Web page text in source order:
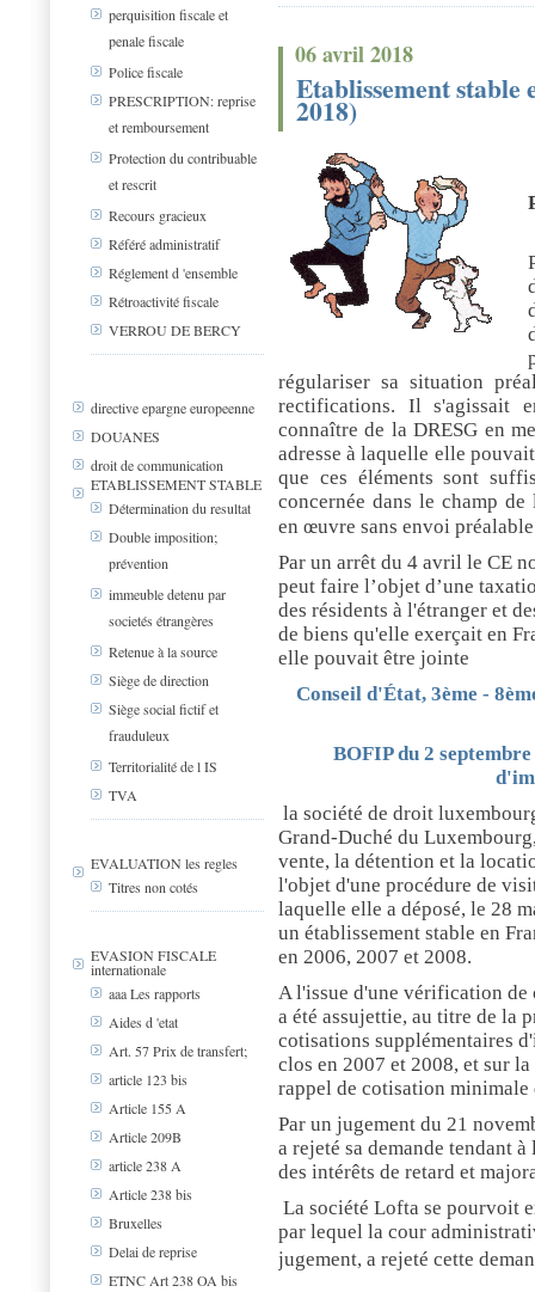
perquisition fiscale et
penale fiscale
Police fiscale
PRESCRIPTION: reprise
et remboursement
Protection du contribuable
et rescrit
Recours gracieux
Référé administratif
Réglement d 'ensemble
Rétroactivité fiscale
VERROU DE BERCY
directive epargne europeenne
DOUANES
droit de communication
ETABLISSEMENT STABLE
Détermination du resultat
Double imposition;
prévention
immeuble detenu par
societés étrangères
Retenue à la source
Siège de direction
Siège social fictif et
frauduleux
Territorialité de l IS
TVA
EVALUATION les regles
Titres non cotés
EVASION FISCALE
internationale
aaa Les rapports
Aides d 'etat
Art. 57 Prix de transfert;
article 123 bis
Article 155 A
Article 209B
article 238 A
Article 238 bis
Bruxelles
Delai de reprise
ETNC Art 238 OA bis
06 avril 2018
Etablissement
2018)
régulariser sa situation
rectifications. Il s'agissait
connaître de la DRESG en
adresse à laquelle elle
que ces éléments sont
concernée dans le champ
en œuvre sans envoi
Par un arrêt du 4 avril le CE
peut faire l’objet d’une
des résidents à l'étranger et
de biens qu'elle exerçait en
elle pouvait être jointe
Conseil d'État, 3ème -
BOFIP du 2
la société de droit
Grand-Duché du
vente, la détention et la
l'objet d'une procédure de
laquelle elle a déposé, le 28
un établissement stable en
en 2006, 2007 et 2008.
A l'issue d'une vérification de
a été assujettie, au titre de la
cotisations supplémentaires
clos en 2007 et 2008, et sur
rappel de cotisation
Par un jugement du 21
a rejeté sa demande tendant
des intérêts de retard et
La société Lofta se pourvoit
par lequel la cour
jugement, a rejeté cette